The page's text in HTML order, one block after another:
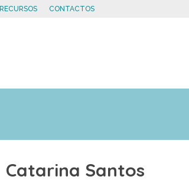
RECURSOS CONTACTOS
Catarina Santos